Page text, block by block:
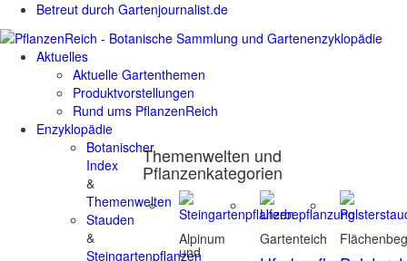
Betreut durch Gartenjournalist.de
Aktuelles
Aktuelle Gartenthemen
Produktvorstellungen
Rund ums PflanzenReich
Enzyklopädie
Botanischer
Index
&
Themenwelten
Stauden
&
Steingartenpflanzen
Themenwelten und
Pflanzenkategorien
Alpinum
und
Gartenteich